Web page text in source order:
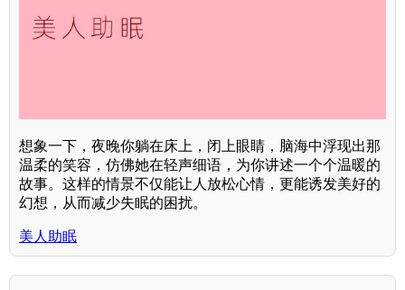
想象一下，夜晚你躺在床上，闭上眼睛，脑海中浮现出那
温柔的笑容，仿佛她在轻声细语，为你讲述一个个温暖的
故事。这样的情景不仅能让人放松心情，更能诱发美好的
幻想，从而减少失眠的困扰。
美人助眠